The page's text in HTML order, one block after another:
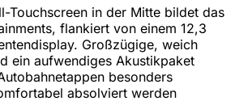
Touchscreen in der Mitte bildet das
flankiert von einem 12,3
Großzügige, weich
ein aufwendiges Akustikpaket
besonders
absolviert werden